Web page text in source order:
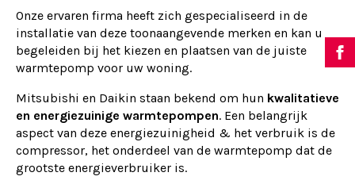
Onze ervaren firma heeft zich gespecialiseerd in de
installatie van deze toonaangevende merken en kan u
begeleiden bij het kiezen en plaatsen van de juiste
warmtepomp voor uw woning.
Mitsubishi en Daikin staan bekend om hun kwalitatieve
en energiezuinige warmtepompen. Een belangrijk
aspect van deze energiezuinigheid & het verbruik is de
compressor, het onderdeel van de warmtepomp dat de
grootste energieverbruiker is.